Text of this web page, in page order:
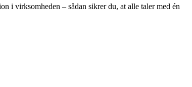
i virksomheden – sådan sikrer du, at alle taler med én